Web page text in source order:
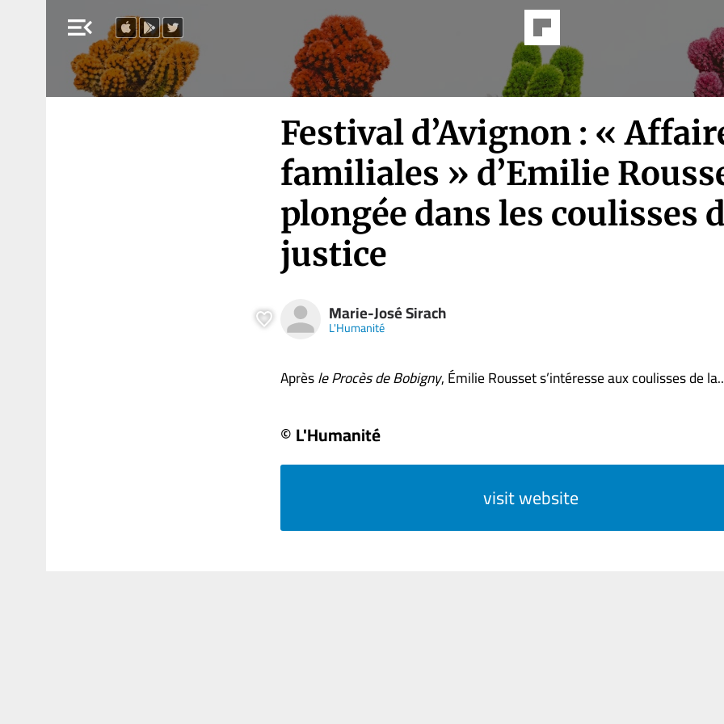
menu_open
Festival d’Avignon : «
familiales » d’Emilie
plongée dans les coulisses
justice
Marie-José Sirach
L'Humanité
Aprèsle Procès de Bobigny, Émilie Rousset s’intéresse aux coulisses de
© L'Humanité
visit website